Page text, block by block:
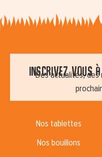
Inscrivez vous
Des actualités,
Nos tablettes
Nos bouillons